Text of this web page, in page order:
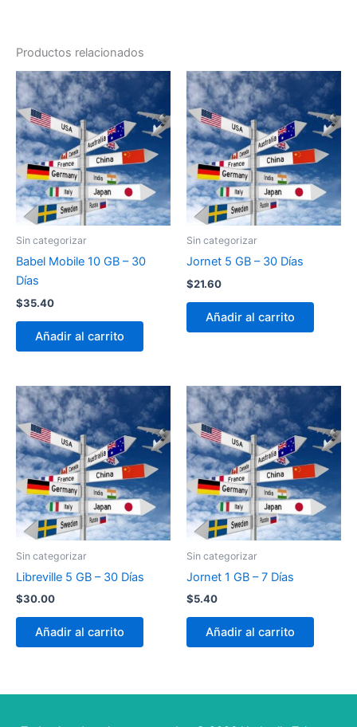
Productos relacionados
Sin categorizar
Babel Mobile 10 GB – 30
Días
$35.40
Añadir al carrito
Sin categorizar
Jornet 5 GB – 30 Días
$21.60
Añadir al carrito
Sin categorizar
Libreville 5 GB – 30 Días
$30.00
Añadir al carrito
Sin categorizar
Jornet 1 GB – 7 Días
$5.40
Añadir al carrito